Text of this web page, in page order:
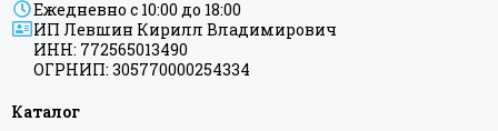
Ежедневно с 10:00 до 18:00
ИП Левшин Кирилл Владимирович
ИНН: 772565013490
ОГРНИП: 305770000254334
Каталог